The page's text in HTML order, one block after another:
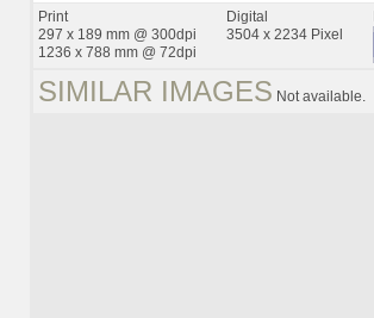
Print
297 x 189 mm @ 300dpi
1236 x 788 mm @ 72dpi
Digital
3504 x 2234 Pixel
SIMILAR IMAGES Not available.